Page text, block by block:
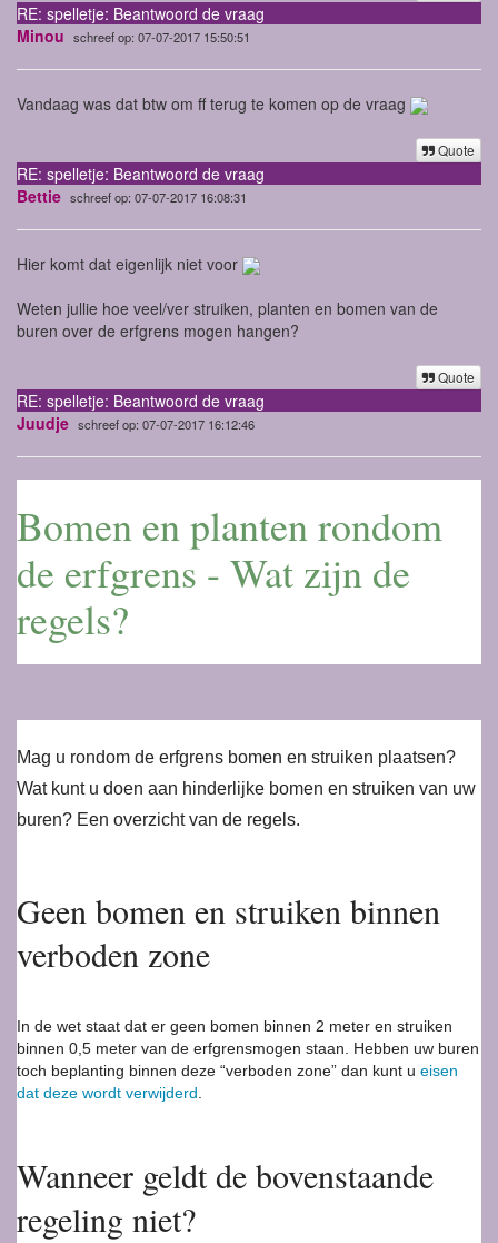
RE: spelletje: Beantwoord de vraag
Minou schreef op: 07-07-2017 15:50:51
Vandaag was dat btw om ff terug te komen op de vraag
Quote
RE: spelletje: Beantwoord de vraag
Bettie schreef op: 07-07-2017 16:08:31
Hier komt dat eigenlijk niet voor
Weten jullie hoe veel/ver struiken, planten en bomen van de
buren over de erfgrens mogen hangen?
Quote
RE: spelletje: Beantwoord de vraag
Juudje schreef op: 07-07-2017 16:12:46
Bomen en planten rondom
de erfgrens - Wat zijn de
regels?
Mag u rondom de erfgrens bomen en struiken plaatsen?
Wat kunt u doen aan hinderlijke bomen en struiken van uw
buren? Een overzicht van de regels.
Geen bomen en struiken binnen
verboden zone
In de wet staat dat er geen bomen binnen 2 meter en struiken
binnen 0,5 meter van de erfgrensmogen staan. Hebben uw buren
toch beplanting binnen deze “verboden zone” dan kunt u eisen
dat deze wordt verwijderd.
Wanneer geldt de bovenstaande
regeling niet?